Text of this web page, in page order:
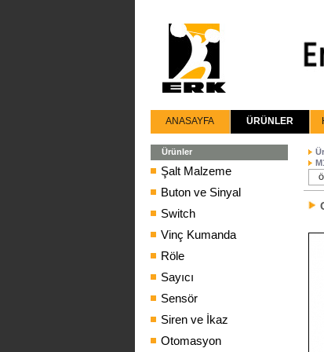
ANASAYFA ÜRÜNLER
Ürünler
Şalt Malzeme
Buton ve Sinyal
Switch
Vinç Kumanda
Röle
Sayıcı
Sensör
Siren ve İkaz
Otomasyon